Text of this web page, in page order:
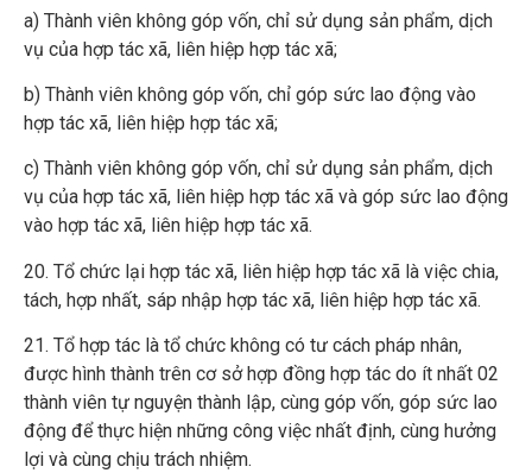
a) Thành viên không góp vốn, chỉ sử dụng sản phẩm, dịch
vụ của hợp tác xã, liên hiệp hợp tác xã;
b) Thành viên không góp vốn, chỉ góp sức lao động vào
hợp tác xã, liên hiệp hợp tác xã;
c) Thành viên không góp vốn, chỉ sử dụng sản phẩm, dịch
vụ của hợp tác xã, liên hiệp hợp tác xã và góp sức lao động
vào hợp tác xã, liên hiệp hợp tác xã.
20. Tổ chức lại hợp tác xã, liên hiệp hợp tác xã là việc chia,
tách, hợp nhất, sáp nhập hợp tác xã, liên hiệp hợp tác xã.
21. Tổ hợp tác là tổ chức không có tư cách pháp nhân,
được hình thành trên cơ sở hợp đồng hợp tác do ít nhất 02
thành viên tự nguyện thành lập, cùng góp vốn, góp sức lao
động để thực hiện những công việc nhất định, cùng hưởng
lợi và cùng chịu trách nhiệm.